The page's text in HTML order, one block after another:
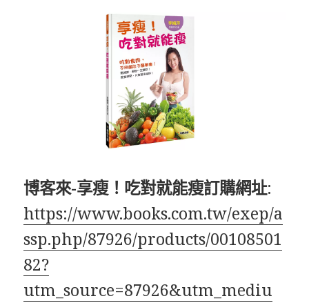
博客來-享瘦！吃對就能瘦訂購網址:
https://www.books.com.tw/exep/a
ssp.php/87926/products/00108501
82?
utm_source=87926&utm_mediu